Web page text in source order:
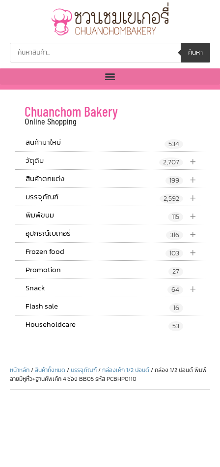
ค้นหา
Chuanchom Bakery
Online Shopping
สินค้ามาใหม่ 534
+
วัตุดิบ 2,707
+
สินค้าตกแต่ง 199
+
บรรจุภัณฑ์ 2,592
+
พิมพ์ขนม 115
+
อุปกรณ์เบเกอรี่ 316
+
Frozen food 103
Promotion 27
+
Snack 64
Flash sale 16
Householdcare 53
หน้าหลัก/สินค้าทั้งหมด /บรรจุภัณฑ์/กล่องเค้ก 1/2 ปอนด์/ กล่อง 1/2 ปอนด์ พิมพ์
ลายมีหูหิ้ว+ฐานคัพเค้ก 4 ช่อง BB05 รหัส PCBHP0110